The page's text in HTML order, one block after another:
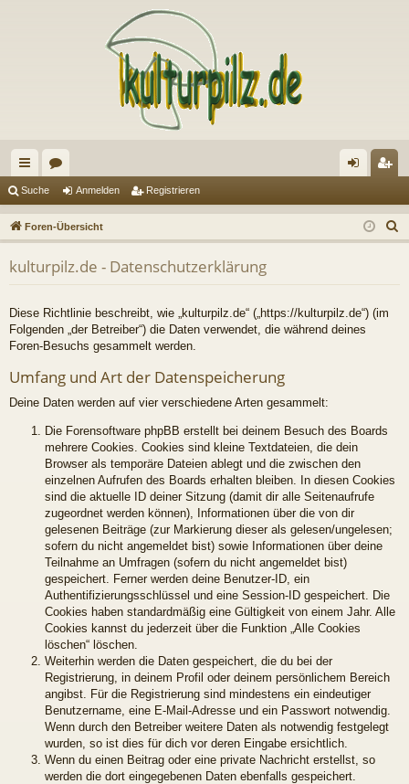
ch
ne
llz
ug
en m
el
ist
rie
Suche Anmelden Registrieren
Foren-Übersicht
u
kulturpilz.de - Datenschutzerklärung
Diese Richtlinie beschreibt, wie „kulturpilz.de“ („https://kulturpilz.de“) (im
Folgenden „der Betreiber“) die Daten verwendet, die während deines
Foren-Besuchs gesammelt werden.
Umfang und Art der Datenspeicherung
Deine Daten werden auf vier verschiedene Arten gesammelt:
Die Forensoftware phpBB erstellt bei deinem Besuch des Boards
mehrere Cookies. Cookies sind kleine Textdateien, die dein
Browser als temporäre Dateien ablegt und die zwischen den
einzelnen Aufrufen des Boards erhalten bleiben. In diesen Cookies
sind die aktuelle ID deiner Sitzung (damit dir alle Seitenaufrufe
zugeordnet werden können), Informationen über die von dir
gelesenen Beiträge (zur Markierung dieser als gelesen/ungelesen;
sofern du nicht angemeldet bist) sowie Informationen über deine
Teilnahme an Umfragen (sofern du nicht angemeldet bist)
gespeichert. Ferner werden deine Benutzer-ID, ein
Authentifizierungsschlüssel und eine Session-ID gespeichert. Die
Cookies haben standardmäßig eine Gültigkeit von einem Jahr. Alle
Cookies kannst du jederzeit über die Funktion „Alle Cookies
löschen“ löschen.
Weiterhin werden die Daten gespeichert, die du bei der
Registrierung, in deinem Profil oder deinem persönlichem Bereich
angibst. Für die Registrierung sind mindestens ein eindeutiger
Benutzername, eine E-Mail-Adresse und ein Passwort notwendig.
Wenn durch den Betreiber weitere Daten als notwendig festgelegt
wurden, so ist dies für dich vor deren Eingabe ersichtlich.
Wenn du einen Beitrag oder eine private Nachricht erstellst, so
werden die dort eingegebenen Daten ebenfalls gespeichert.